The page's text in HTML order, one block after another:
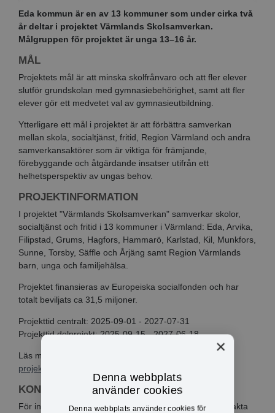
Eda kommun är en av 13 kommuner som under cirka två
år deltar i projektet Värmlands Skolsamverkan.
Målgruppen för projektet är unga 13–16 år.
MÅL
Projektets mål är att minska skolfrånvaro och att fler elever
slutför grundskolan med gymnasiebehörighet, samt att fler
elever gör ett medvetet val av gymnasieutbildning.
Ytterligare ett mål i projektet är att förbättra samverkan
mellan skola, socialtjänst, fritid, Region Värmland och andra
samverkansaktörer som är viktiga för främjande,
förebyggande och åtgärdande insatser utifrån ett
helhetsperspektiv av ungas behov.
PROJEKTINFORMATION
I projektet "Värmlands Skolsamverkan" samverkar skolor,
socialtjänst och fritid i 13 kommuner i Värmland: Eda, Arvika,
Filipstad, Grums, Hagfors, Hammarö, Karlstad, Kil, Munkfors,
Sunne, Torsby, Säffle och Årjäng samt Region Värmlands
barn, unga och familjehälsa.
Projektet finansieras av Europeiska socialfonden och har
totalt beviljats ca 31,5 miljoner.
Projekttid centralt: 2025-09-01 - 2027-07-31
Projekttid delprojekt: 2025-09-15 - 2027-06-18
Läs mer om projektet på webbplatsen
projektparaply
KONTAKT
För information om projektet lokalt i Eda kommun, kontakta
×
Denna webbplats
använder cookies
Denna webbplats använder cookies för